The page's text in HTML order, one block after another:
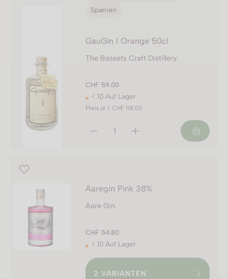
Spanien
GauGin I Orange 50cl
The Bassets Craft Distillery
CHF 59.00
< 10 Auf Lager
Preis je l: CHF 118.00
Aaregin Pink 38%
Aare Gin
CHF 54.80
< 10 Auf Lager
2 VARIANTEN